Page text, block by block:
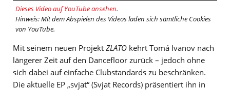
Dieses Video auf YouTube ansehen.
Hinweis: Mit dem Abspielen des Videos laden sich sämtliche Cookies
von YouTube.
Mit seinem neuen Projekt ZLATO kehrt Tomá Ivanov nach
längerer Zeit auf den Dancefloor zurück – jedoch ohne
sich dabei auf einfache Clubstandards zu beschränken.
Die aktuelle EP „svjat“ (Svjat Records) präsentiert ihn in